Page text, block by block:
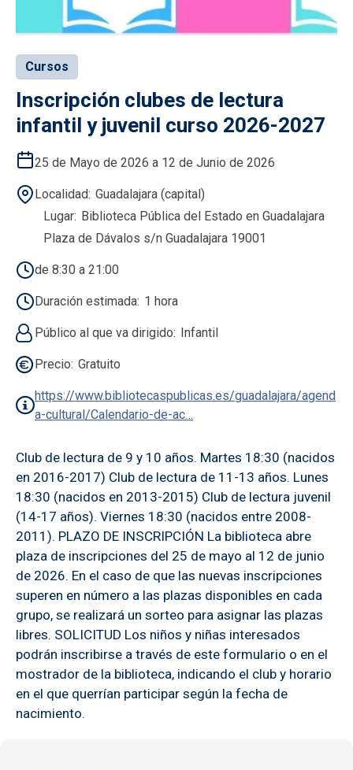
Cursos
Inscripción clubes de lectura
infantil y juvenil curso 2026-2027
25 de Mayo de 2026 a 12 de Junio de 2026
Localidad Guadalajara (capital)
Lugar Biblioteca Pública del Estado en Guadalajara
Plaza de Dávalos s/n Guadalajara 19001
de 8:30 a 21:00
Duración estimada 1 hora
Público al que va dirigido Infantil
Precio Gratuito
https://www.bibliotecaspublicas.es/guadalajara/agend
a-cultural/Calendario-de-ac…
Club de lectura de 9 y 10 años. Martes 18:30 (nacidos
en 2016-2017) Club de lectura de 11-13 años. Lunes
18:30 (nacidos en 2013-2015) Club de lectura juvenil
(14-17 años). Viernes 18:30 (nacidos entre 2008-
2011). PLAZO DE INSCRIPCIÓN La biblioteca abre
plaza de inscripciones del 25 de mayo al 12 de junio
de 2026. En el caso de que las nuevas inscripciones
superen en número a las plazas disponibles en cada
grupo, se realizará un sorteo para asignar las plazas
libres. SOLICITUD Los niños y niñas interesados
podrán inscribirse a través de este formulario o en el
mostrador de la biblioteca, indicando el club y horario
en el que querrían participar según la fecha de
nacimiento.